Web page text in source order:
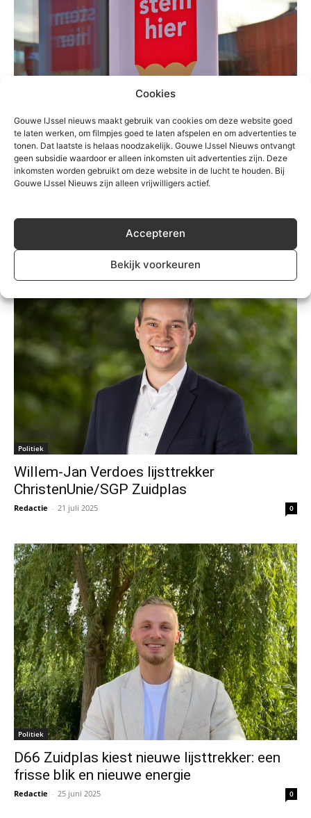
Cookies
Gouwe IJssel nieuws maakt gebruik van cookies om deze website goed
te laten werken, om filmpjes goed te laten afspelen en om advertenties te
tonen. Dat laatste is helaas noodzakelijk. Gouwe IJssel Nieuws ontvangt
geen subsidie waardoor er alleen inkomsten uit advertenties zijn. Deze
inkomsten worden gebruikt om deze website in de lucht te houden. Bij
Gouwe IJssel Nieuws zijn alleen vrijwilligers actief.
Accepteren
Bekijk voorkeuren
Algemeen
Weinig animo nieuwkomers voor
gemeenteraad Zuidplas
Politiek
Willem‑Jan Verdoes lijsttrekker
ChristenUnie/SGP Zuidplas
Redactie - 21 juli 2025 0
Politiek
D66 Zuidplas kiest nieuwe lijsttrekker: een
frisse blik en nieuwe energie
Redactie - 25 juni 2025 0